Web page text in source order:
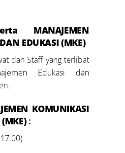
MANAJEMEN
EDUKASI (MKE)
dan Staff yang terlibat
Edukasi dan
KOMUNIKASI
: